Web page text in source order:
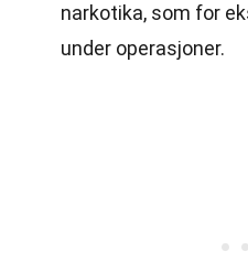
narkotika, som for
under operasjoner.